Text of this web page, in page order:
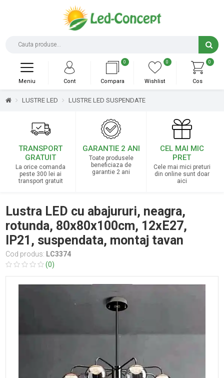
0
Cos
0
Wishlist
0
Compara
Cont
Meniu
LUSTRE LED LUSTRE LED SUSPENDATE
TRANSPORT
GRATUIT
La orice comanda
peste 300 lei ai
transport gratuit
GARANTIE 2 ANI
Toate produsele
beneficiaza de
garantie 2 ani
CEL MAI MIC
PRET
Cele mai mici preturi
din online sunt doar
aici
Lustra LED cu abajururi, neagra,
rotunda, 80x80x100cm, 12xE27,
IP21, suspendata, montaj tavan
Cod produs: LC3374
(0)